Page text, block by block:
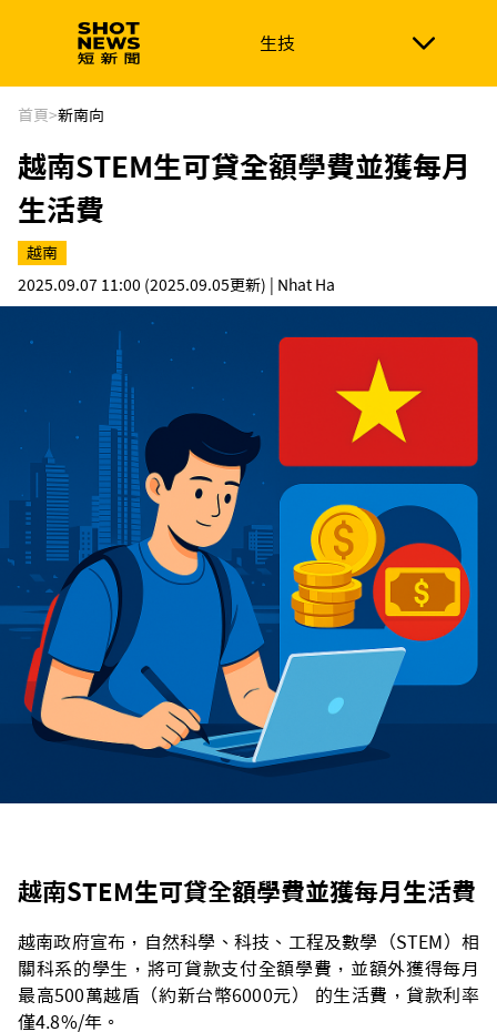
生技
生技 政治
新南向 體育
首頁>新南向
越南STEM生可貸全額學費並獲每月
生活費
越南
2025.09.07 11:00 (2025.09.05更新) | Nhat Ha
越南STEM生可貸全額學費並獲每月生活費
越南政府宣布，自然科學、科技、工程及數學（STEM）相
關科系的學生，將可貸款支付全額學費，並額外獲得每月
最高500萬越盾（約新台幣6000元） 的生活費，貸款利率
僅4.8%/年。